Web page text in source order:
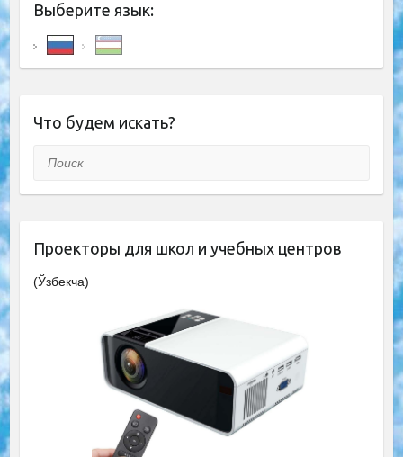
Выберите язык:
Что будем искать?
Поиск
Проекторы для школ и учебных центров
(Ўзбекча)